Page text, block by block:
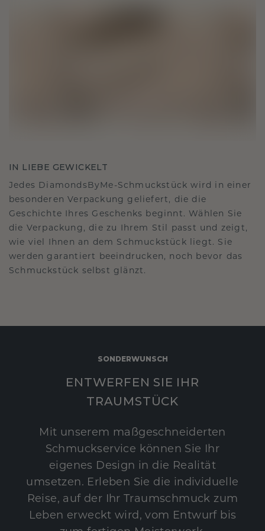
IN LIEBE GEWICKELT
Jedes DiamondsByMe-Schmuckstück wird in einer
besonderen Verpackung geliefert, die die
Geschichte Ihres Geschenks beginnt. Wählen Sie
die Verpackung, die zu Ihrem Stil passt und zeigt,
wie viel Ihnen an dem Schmuckstück liegt. Sie
werden garantiert beeindrucken, noch bevor das
Schmuckstück selbst glänzt.
SONDERWUNSCH
ENTWERFEN SIE IHR
TRAUMSTÜCK
Mit unserem maßgeschneiderten
Schmuckservice können Sie Ihr
eigenes Design in die Realität
umsetzen. Erleben Sie die individuelle
Reise, auf der Ihr Traumschmuck zum
Leben erweckt wird, vom Entwurf bis